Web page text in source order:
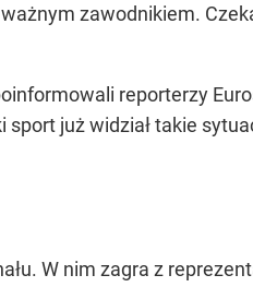
zawodnikiem.
reporterzy
już widział takie
W nim zagra z